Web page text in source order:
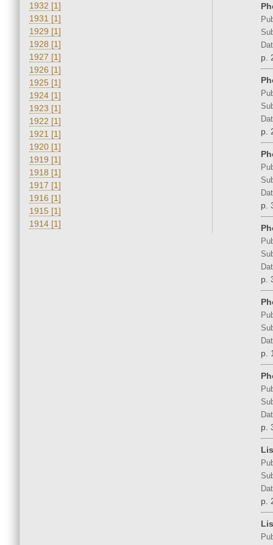
1932 [1]
1931 [1]
1929 [1]
1928 [1]
1927 [1]
1926 [1]
1925 [1]
1924 [1]
1923 [1]
1922 [1]
1921 [1]
1920 [1]
1919 [1]
1918 [1]
1917 [1]
1916 [1]
1915 [1]
1914 [1]
p.
p.
p.
p.
p.
p.
p.